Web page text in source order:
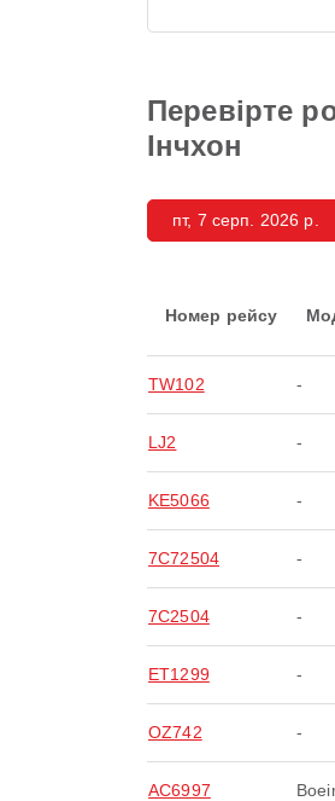
Перевірте
Інчхон
пт, 7 серп. 2026 р.
Номер рейсу
TW102 -
LJ2 -
KE5066 -
7C72504 -
7C2504 -
ET1299 -
OZ742 -
AC6997